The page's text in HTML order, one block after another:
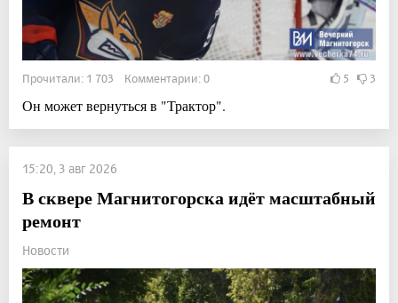
Прочитали: 1 703 Комментарии: 0 5 3
Он может вернуться в "Трактор".
15:20, 3 авг 2026
В сквере Магнитогорска идёт масштабный
ремонт
Новости